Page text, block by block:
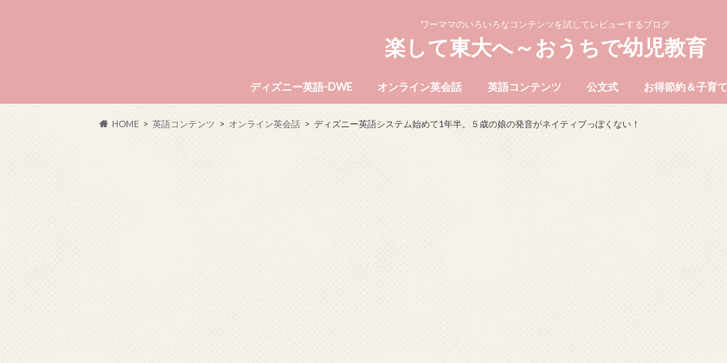
ワーママのいろいろなコンテンツを試してレビューするブログ
楽して東大へ～おうちで幼児教育
ディズニー英語-DWE オンライン英会話 英語コンテンツ 公文式 お得節約＆子育
HOME 英語コンテンツ オンライン英会話 ディズニー英語システム始めて1年半。５歳の娘の発音がネイティブっぽくない！